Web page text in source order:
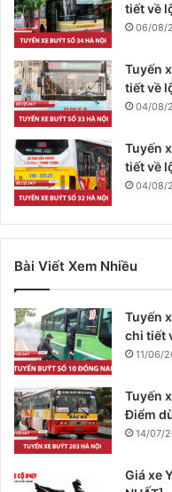
tiết về
06/08/
Tuyến
tiết về
04/08/
Tuyến
tiết về
04/08/
Bài Viết Xem Nhiều
Tuyến
chi tiết
11/06/
Tuyến
Điểm
14/07/
Giá xe